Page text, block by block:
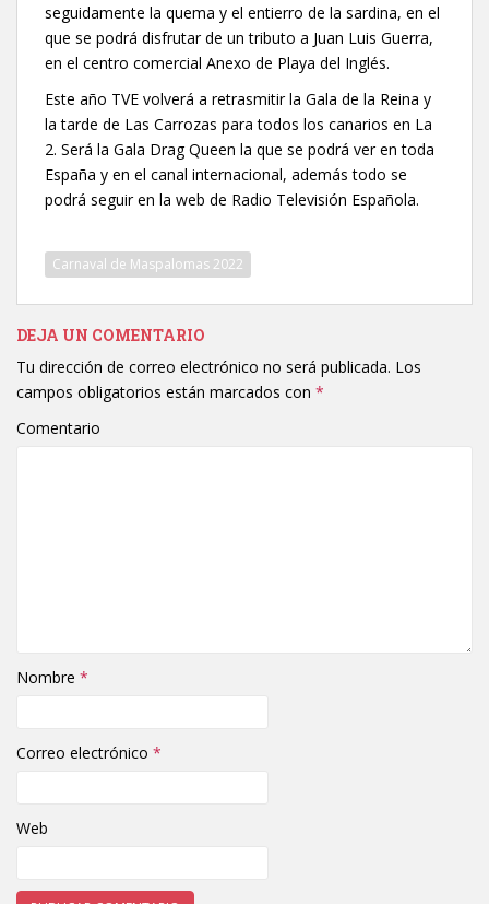
seguidamente la quema y el entierro de la sardina, en el
que se podrá disfrutar de un tributo a Juan Luis Guerra,
en el centro comercial Anexo de Playa del Inglés.
Este año TVE volverá a retrasmitir la Gala de la Reina y
la tarde de Las Carrozas para todos los canarios en La
2. Será la Gala Drag Queen la que se podrá ver en toda
España y en el canal internacional, además todo se
podrá seguir en la web de Radio Televisión Española.
Carnaval de Maspalomas 2022
DEJA UN COMENTARIO
Tu dirección de correo electrónico no será publicada. Los
campos obligatorios están marcados con *
Comentario
Nombre *
Correo electrónico *
Web